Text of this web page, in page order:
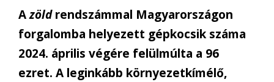
Azöldrendszámmal Magyarországon
forgalomba helyezett gépkocsik száma
2024. április végére felülmúlta a 96
ezret. A leginkább környezetkímélő,